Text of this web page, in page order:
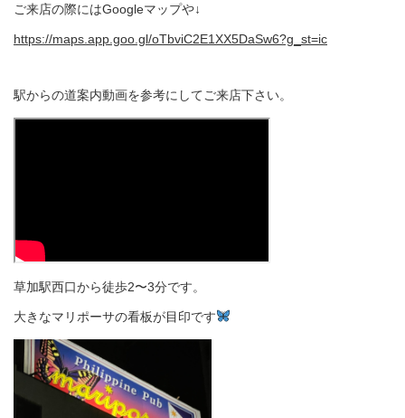
ご来店の際にはGoogleマップや↓
https://maps.app.goo.gl/oTbviC2E1XX5DaSw6?g_st=ic
駅からの道案内動画を参考にしてご来店下さい。
草加駅西口から徒歩2〜3分です。
大きなマリポーサの看板が目印です